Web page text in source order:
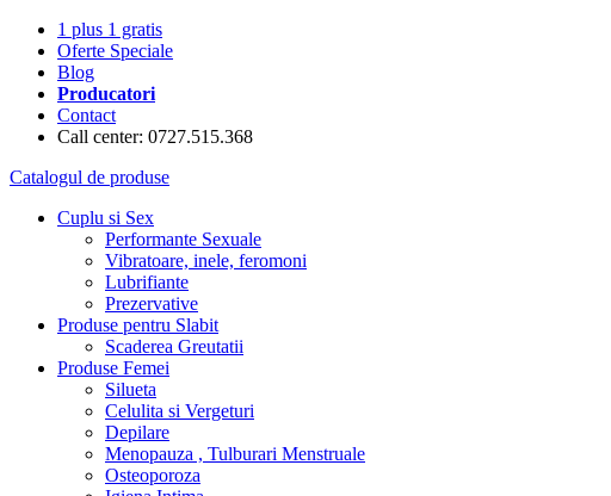
1 plus 1 gratis
Oferte Speciale
Blog
Producatori
Contact
Call center: 0727.515.368
Catalogul de produse
Cuplu si Sex
Performante Sexuale
Vibratoare, inele, feromoni
Lubrifiante
Prezervative
Produse pentru Slabit
Scaderea Greutatii
Produse Femei
Silueta
Celulita si Vergeturi
Depilare
Menopauza , Tulburari Menstruale
Osteoporoza